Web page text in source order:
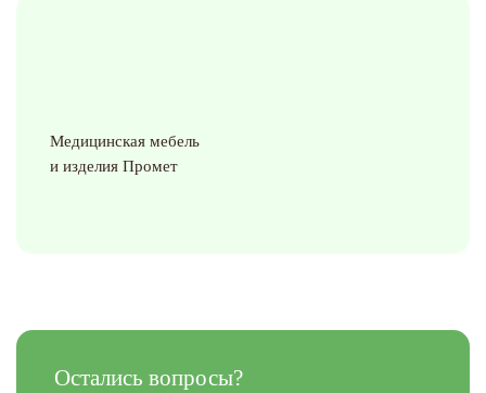
Медицинская мебель
и изделия Промет
Остались вопросы?